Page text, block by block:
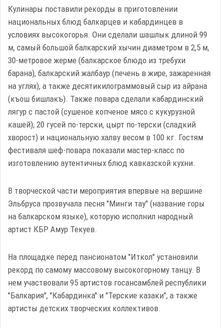
Кулинары поставили рекорды в приготовлении
национальных блюд балкарцев и кабардинцев в
условиях высокогорья. Они сделали шашлык длиной 99
м, самый большой балкарский хычин диаметром в 2,5 м,
30-метровое жерме (балкарское блюдо из требухи
барана), балкарский жалбаур (печень в жире, зажаренная
на углях), а также десятикилограммовый сыр из айрана
(къош бишлакъ). Также повара сделали кабардинский
лягур с пастой (сушеное копченое мясо с кукурузной
кашей), 20 гусей по-терски, цырт по-терски (сладкий
хворост) и национальную халву весом в 100 кг. Гостям
фестиваля шеф-повара показали мастер-класс по
изготовлению аутентичных блюд кавказской кухни.
В творческой части мероприятия впервые на вершине
Эльбруса прозвучала песня "Минги тау" (название горы
на балкарском языке), которую исполнил народный
артист КБР Амур Текуев.
На площадке перед пансионатом "Иткол" установили
рекорд по самому массовому высокогорному танцу. В
нем участвовали 95 артистов госансамблей республики
"Балкария", "Кабардинка" и "Терские казаки", а также
артисты детских творческих коллективов.